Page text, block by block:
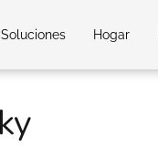
Soluciones Hogar